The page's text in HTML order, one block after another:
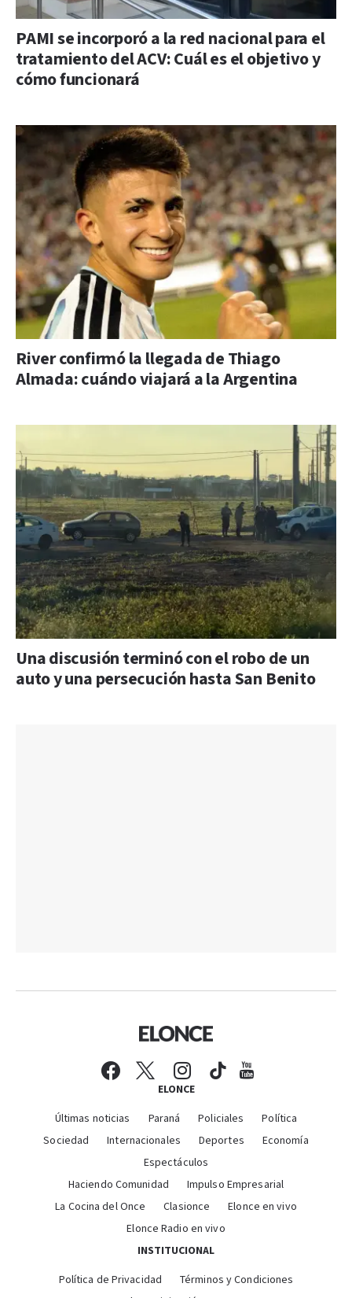
PAMI se incorporó a la red nacional para el
tratamiento del ACV: Cuál es el objetivo y
cómo funcionará
River confirmó la llegada de Thiago
Almada: cuándo viajará a la Argentina
Una discusión terminó con el robo de un
auto y una persecución hasta San Benito
ELONCE
Últimas noticias Paraná Policiales
Política
Sociedad
Internacionales Deportes
Economía
Espectáculos
Haciendo Comunidad
Impulso Empresarial
La Cocina del Once
Clasionce
Elonce en vivo
Elonce Radio en vivo
INSTITUCIONAL
Política de Privacidad
Términos y Condiciones